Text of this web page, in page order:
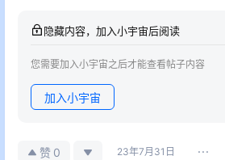
隐藏内容，加入小宇宙后阅读
您需要加入小宇宙之后才能查看帖子内容
加入小宇宙
赞 0 23年7月31日